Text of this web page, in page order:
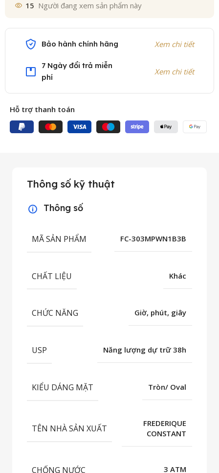
15 Người đang xem sản phẩm này
Bảo hành chính hãng Xem chi tiết
7 Ngày đổi trả miễn
phí
Xem chi tiết
Hỗ trợ thanh toán
Thông số kỹ thuật
Thông số
MÃ SẢN PHẨM FC-303MPWN1B3B
CHẤT LIỆU Khác
CHỨC NĂNG Giờ, phút, giây
USP Năng lượng dự trữ 38h
KIỂU DÁNG MẶT Tròn/ Oval
TÊN NHÀ SẢN XUẤT
FREDERIQUE
CONSTANT
CHỐNG NƯỚC 3 ATM